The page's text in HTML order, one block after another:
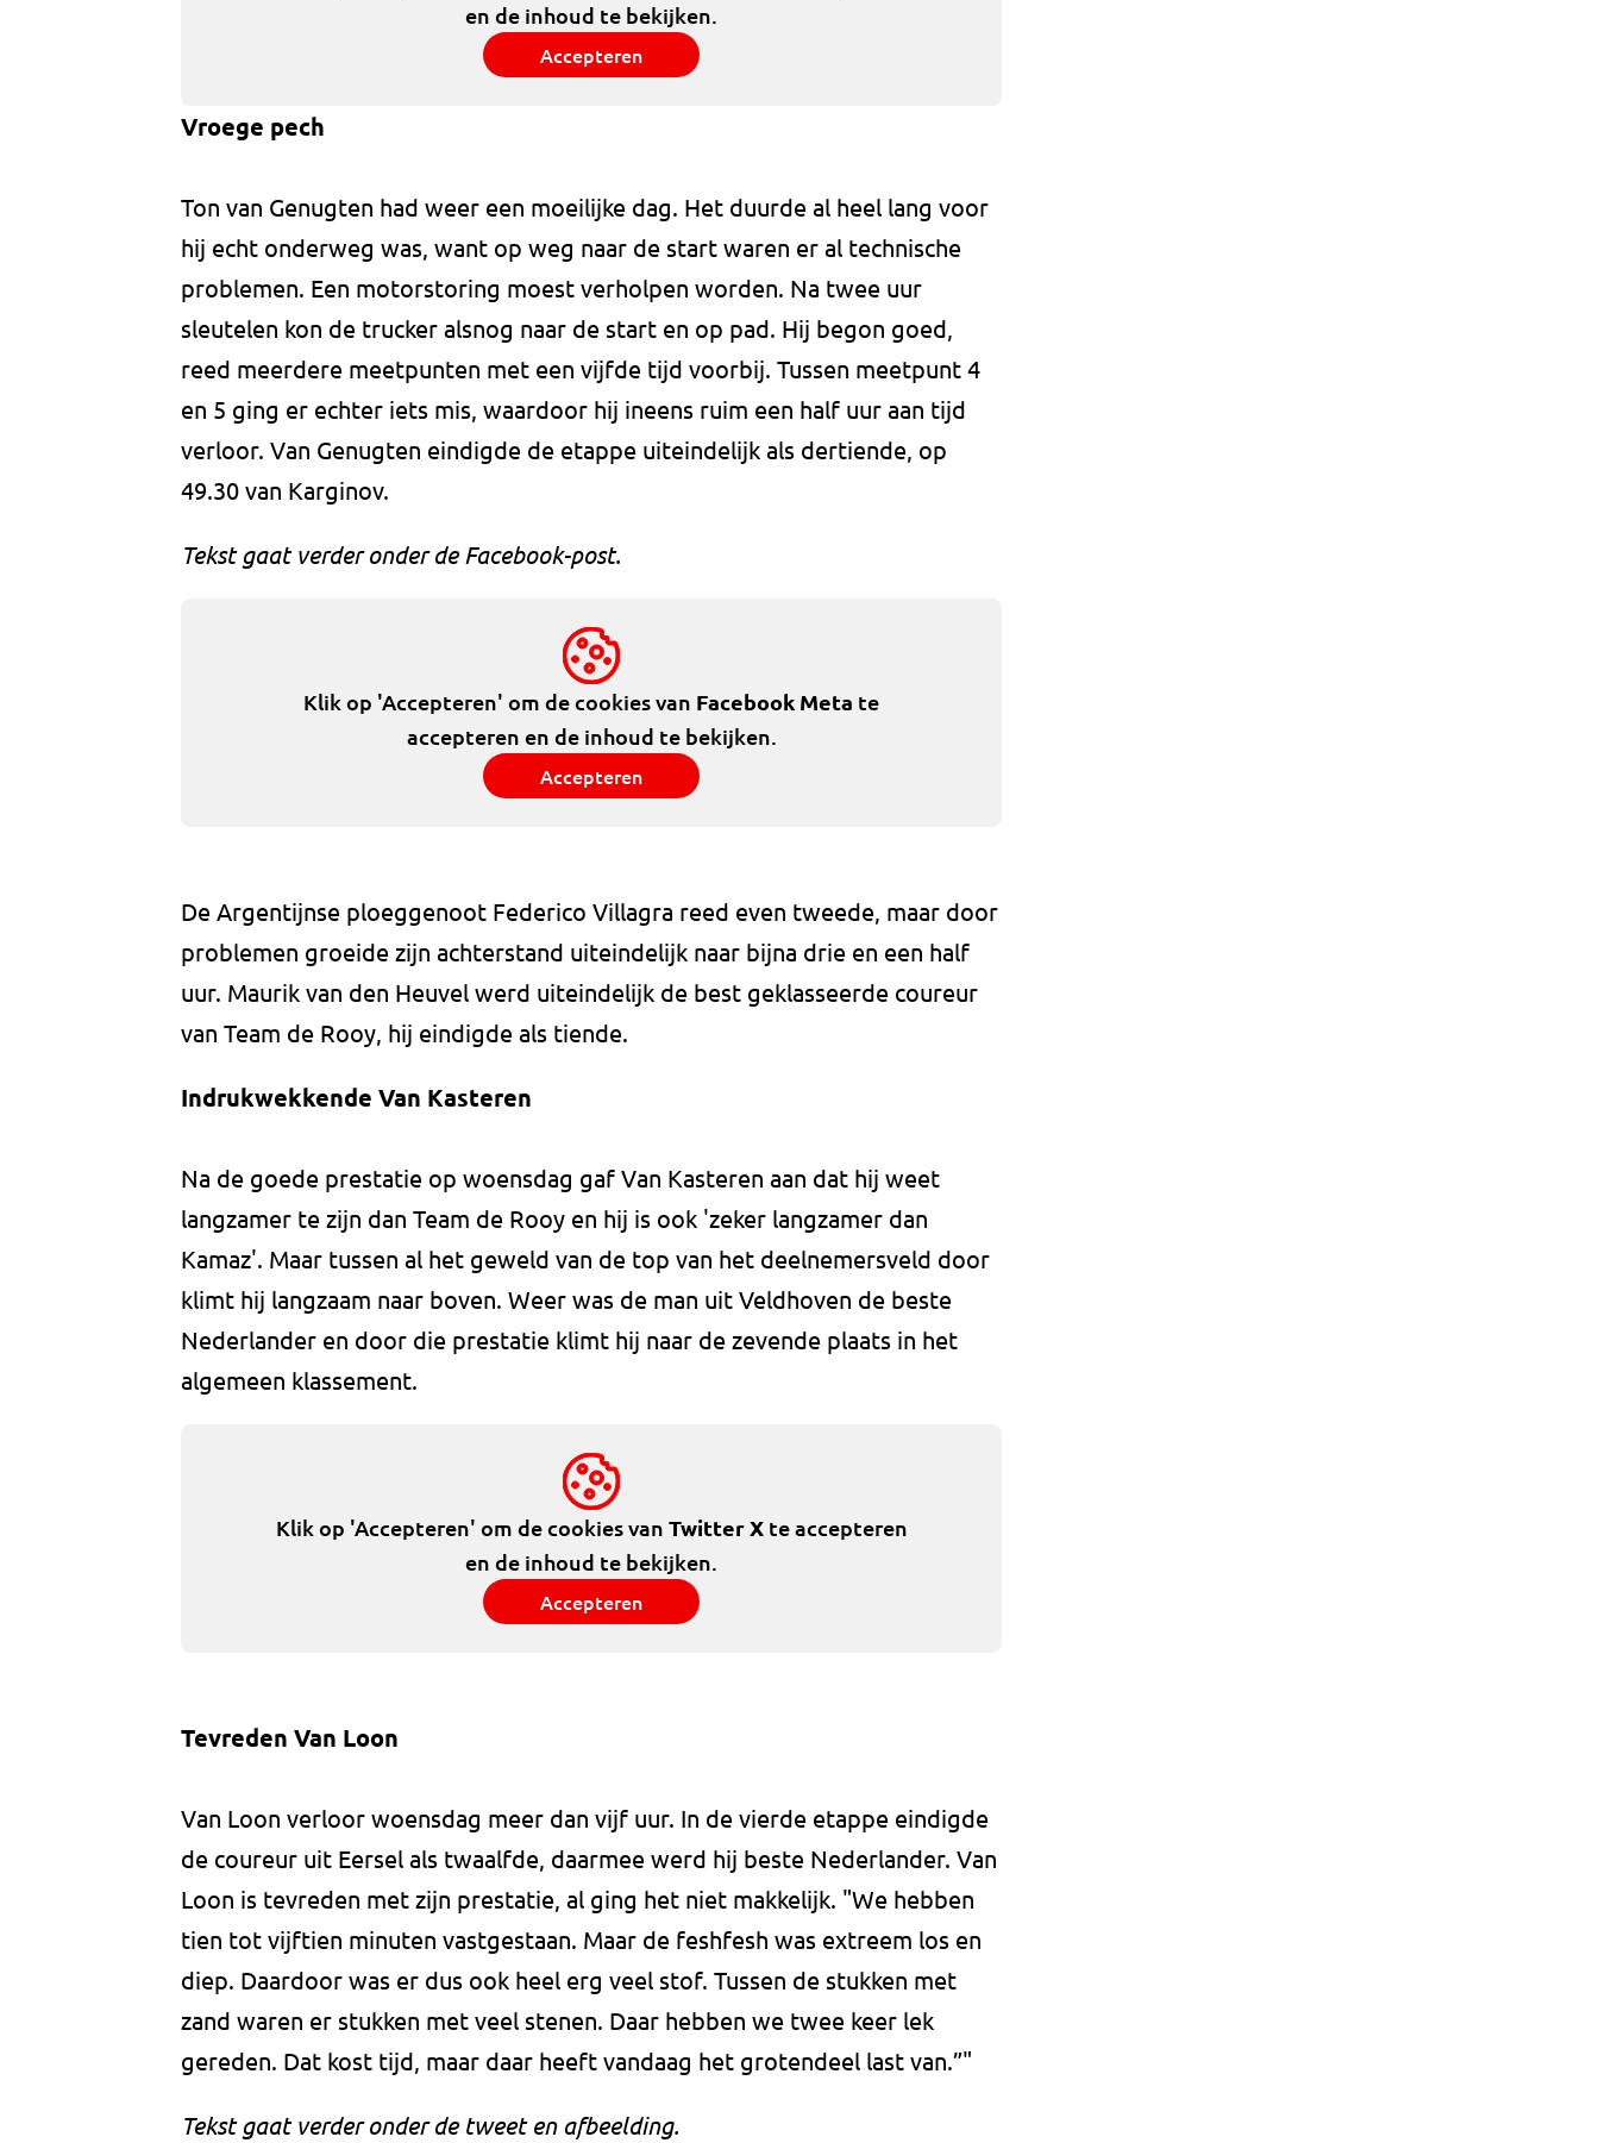
en de inhoud te bekijken.
Accepteren
Vroege pech
Ton van Genugten had weer een moeilijke dag. Het duurde al heel lang voor
hij echt onderweg was, want op weg naar de start waren er al technische
problemen. Een motorstoring moest verholpen worden. Na twee uur
sleutelen kon de trucker alsnog naar de start en op pad. Hij begon goed,
reed meerdere meetpunten met een vijfde tijd voorbij. Tussen meetpunt 4
en 5 ging er echter iets mis, waardoor hij ineens ruim een half uur aan tijd
verloor. Van Genugten eindigde de etappe uiteindelijk als dertiende, op
49.30 van Karginov.
Tekst gaat verder onder de Facebook-post.
Klik op 'Accepteren' om de cookies van Facebook Meta te
accepteren en de inhoud te bekijken.
Accepteren
De Argentijnse ploeggenoot Federico Villagra reed even tweede, maar door
problemen groeide zijn achterstand uiteindelijk naar bijna drie en een half
uur. Maurik van den Heuvel werd uiteindelijk de best geklasseerde coureur
van Team de Rooy, hij eindigde als tiende.
Indrukwekkende Van Kasteren
Na de goede prestatie op woensdag gaf Van Kasteren aan dat hij weet
langzamer te zijn dan Team de Rooy en hij is ook 'zeker langzamer dan
Kamaz'. Maar tussen al het geweld van de top van het deelnemersveld door
klimt hij langzaam naar boven. Weer was de man uit Veldhoven de beste
Nederlander en door die prestatie klimt hij naar de zevende plaats in het
algemeen klassement.
Klik op 'Accepteren' om de cookies van Twitter Xte accepteren
en de inhoud te bekijken.
Accepteren
Tevreden Van Loon
Van Loon verloor woensdag meer dan vijf uur. In de vierde etappe eindigde
de coureur uit Eersel als twaalfde, daarmee werd hij beste Nederlander. Van
Loon is tevreden met zijn prestatie, al ging het niet makkelijk. "We hebben
tien tot vijftien minuten vastgestaan. Maar de feshfesh was extreem los en
diep. Daardoor was er dus ook heel erg veel stof. Tussen de stukken met
zand waren er stukken met veel stenen. Daar hebben we twee keer lek
gereden. Dat kost tijd, maar daar heeft vandaag het grotendeel last van.”"
Tekst gaat verder onder de tweet en afbeelding.